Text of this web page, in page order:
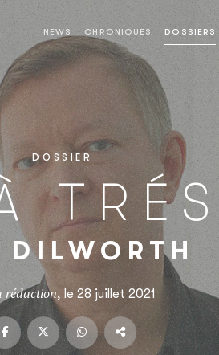
NEWS CHRONIQUES DOSSIERS
DOSSIER
DILWORTH
rédaction, le 28 juillet 2021